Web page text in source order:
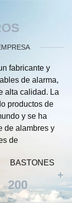
fabricante y
de alarma,
alta calidad. La
productos de
y se ha
de alambres y
de
BASTONES
200
+